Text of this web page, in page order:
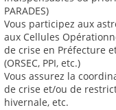
PARADES)
Vous participez aux
aux Cellules
de crise en Préfecture
(ORSEC, PPI, etc.)
Vous assurez la
de crise et/ou de
hivernale, etc.